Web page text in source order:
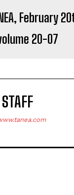
20-07